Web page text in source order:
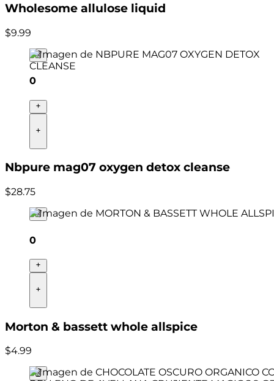
Wholesome allulose liquid
$9.99
0
Nbpure mag07 oxygen detox cleanse
$28.75
0
Morton & bassett whole allspice
$4.99